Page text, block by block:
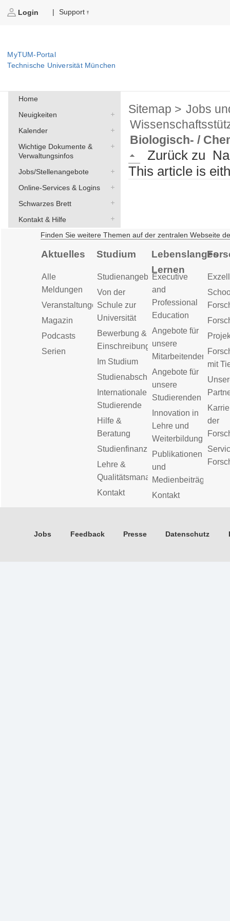
Login | Support
MyTUM-Portal
Technische Universität München
Home
Neuigkeiten
Kalender
Wichtige Dokumente &
Verwaltungsinfos
Jobs/Stellenangebote
Online-Services & Logins
Schwarzes Brett
Kontakt & Hilfe
Sitemap > Jobs
Biologisch- /
Zurück zu
This article is
Finden Sie weitere Themen auf der zentralen Webseite
Aktuelles
Alle
Meldungen
Veranstaltungen
Magazin
Podcasts
Serien
Studium
Studienangebot
Von der
Schule zur
Universität
Bewerbung &
Einschreibung
Im Studium
Studienabschluss
Internationale
Studierende
Hilfe &
Beratung
Studienfinanzierung
Lehre &
Qualitätsmanagement
Kontakt
Lebenslanges
Lernen
Executive
and
Professional
Education
Angebote für
unsere
Mitarbeitenden
Angebote für
unsere
Studierenden
Innovation in
Lehre und
Weiterbildung
Publikationen
und
Medienbeiträge
Kontakt
mit
der
Jobs Feedback Presse Datenschutz